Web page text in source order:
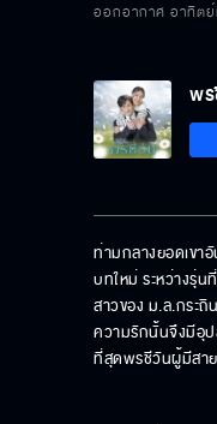
ออกอากาศ อาทิต
พ
ท่ามกลางยอดเขา
บทใหม่ ระหว่างรุ่น
สาวของ ม.ล.กระ
ความรักนั้นจึงมีอุป
ที่สุดพรชีวันผู้มีสาย